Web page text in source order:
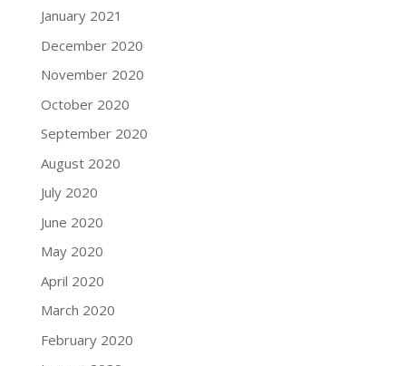
January 2021
December 2020
November 2020
October 2020
September 2020
August 2020
July 2020
June 2020
May 2020
April 2020
March 2020
February 2020